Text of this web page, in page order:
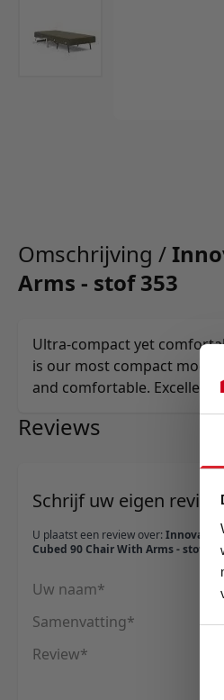
Omschrijving /
Arms - stof 353
Ultra-compact yet
is our most compact model
and comfortable. Excellent
Reviews
Schrijf uw eigen review
U plaatst een review over:
Cubed 90 Chair With Arms - stof 353
Uw naam
Samenvatting
Review